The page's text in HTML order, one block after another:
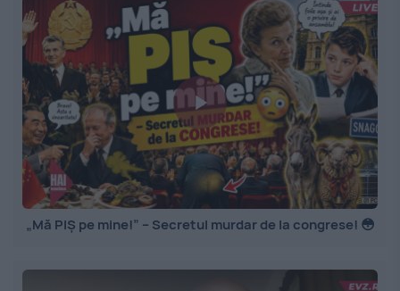
„Mă PIȘ pe mine!” – Secretul murdar de la congrese! 😳